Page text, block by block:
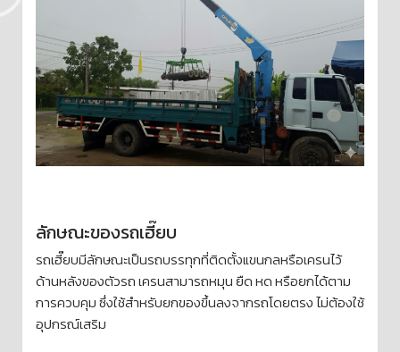
ลักษณะของรถเฮี๊ยบ
รถเฮี๊ยบมีลักษณะเป็นรถบรรทุกที่ติดตั้งแขนกลหรือเครนไว้
ด้านหลังของตัวรถ เครนสามารถหมุน ยืด หด หรือยกได้ตาม
การควบคุม ซึ่งใช้สำหรับยกของขึ้นลงจากรถโดยตรง ไม่ต้องใช้
อุปกรณ์เสริม